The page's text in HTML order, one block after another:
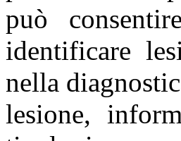
può
identificare
nella
lesione,